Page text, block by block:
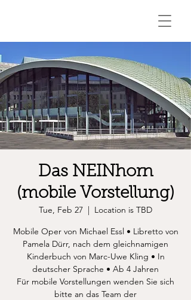
Das NEINhorn
(mobile Vorstellung)
Tue, Feb 27
  |
Location is TBD
Mobile Oper von Michael Essl • Libretto von
Pamela Dürr, nach dem gleichnamigen
Kinderbuch von Marc-Uwe Kling • In
deutscher Sprache • Ab 4 Jahren
Für mobile Vorstellungen wenden Sie sich
bitte an das Team der